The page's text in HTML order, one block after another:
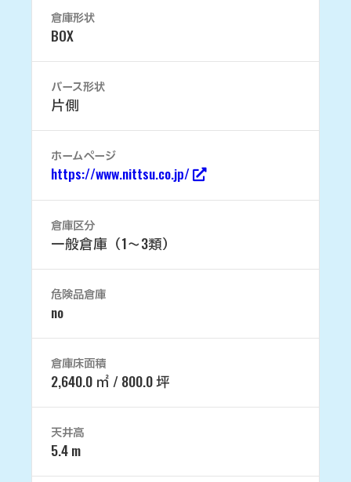
倉庫形状
BOX
バース形状
片側
ホームページ
https://www.nittsu.co.jp/
倉庫区分
一般倉庫（1～3類）
危険品倉庫
no
倉庫床面積
2,640.0 ㎡ / 800.0 坪
天井高
5.4 m